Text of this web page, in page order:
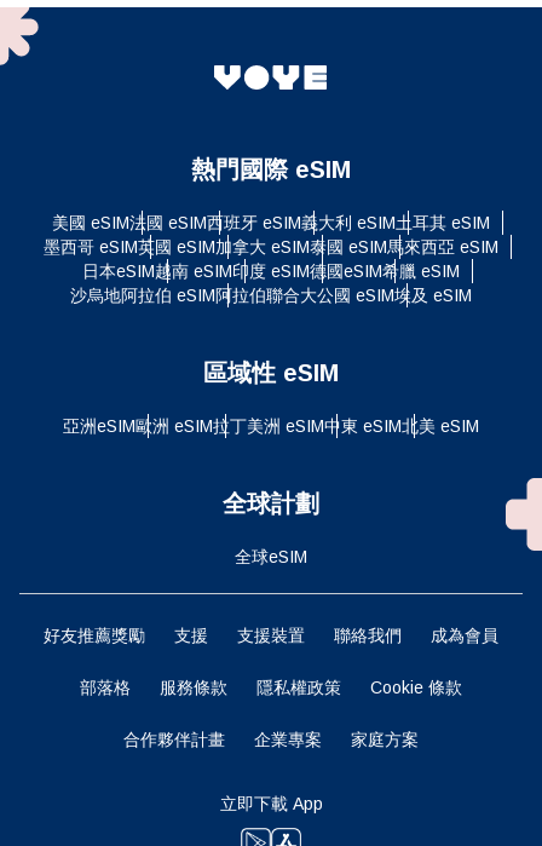
熱門國際 eSIM
美國 eSIM法國 eSIM西班牙 eSIM義大利 eSIM土耳其 eSIM
墨西哥 eSIM英國 eSIM加拿大 eSIM泰國 eSIM馬來西亞 eSIM
日本eSIM越南 eSIM印度 eSIM德國eSIM希臘 eSIM
沙烏地阿拉伯 eSIM阿拉伯聯合大公國 eSIM埃及 eSIM
區域性 eSIM
亞洲eSIM歐洲 eSIM拉丁美洲 eSIM中東 eSIM北美 eSIM
全球計劃
全球eSIM
好友推薦獎勵 支援 支援裝置 聯絡我們 成為會員
部落格 服務條款 隱私權政策 Cookie 條款
合作夥伴計畫 企業專案 家庭方案
立即下載 App